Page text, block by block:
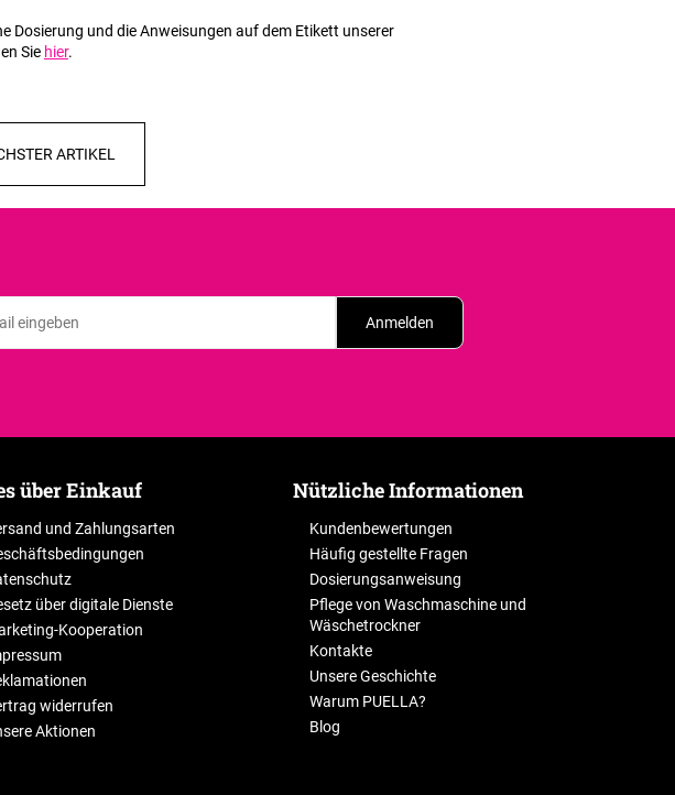
Dosierung und die Anweisungen auf dem Etikett unserer
Sie hier.
ARTIKEL
Anmelden
über Einkauf
und Zahlungsarten
über digitale Dienste
Kooperation
widerrufen
Aktionen
Nützliche Informationen
Kundenbewertungen
Häufig gestellte Fragen
Dosierungsanweisung
Pflege von Waschmaschine und
Wäschetrockner
Kontakte
Unsere Geschichte
Warum PUELLA?
Blog